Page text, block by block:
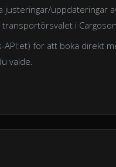
justeringar/uppdateringar
i
för att boka direkt
valde.